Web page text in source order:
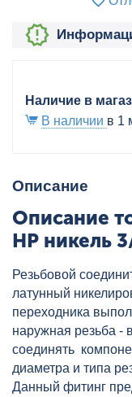
Наличие в
В наличии в 1
Описание
Описание
НР никель
артикул:
Резьбовой
латунный
переходника
наружная резьба -
соединять
диаметра и типа
Данный фитинг